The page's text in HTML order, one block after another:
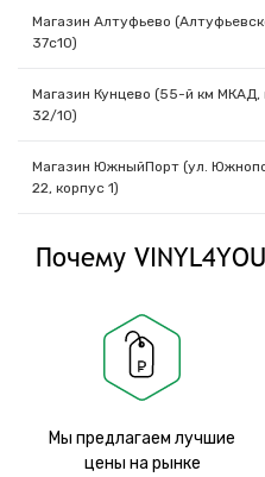
Магазин Алтуфьево
37с10)
Магазин Кунцево (55-й км МКАД,
32/10)
Магазин ЮжныйПорт (ул.
22, корпус 1)
Почему VINYL4YOU
Мы предлагаем лучшие
цены на рынке